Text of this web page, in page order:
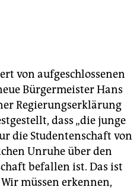
von aufgeschlossenen
Bürgermeister Hans
Regierungserklärung
dass „die junge
die Studentenschaft von
Unruhe über den
befallen ist. Das ist
müssen erkennen,